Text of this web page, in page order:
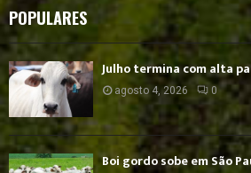
POPULARES
Julho termina com alta
agosto 4, 2026 0
Boi gordo sobe em São